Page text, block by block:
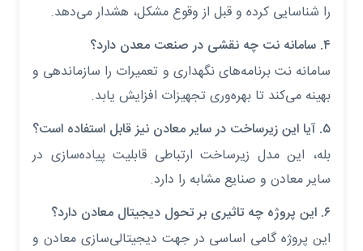
را شناسایی کرده و قبل از وقوع مشکل، هشدار می‌دهد.
۴. سامانه نت چه نقشی در صنعت معدن دارد؟
سامانه نت برنامه‌های نگهداری و تعمیرات را سازماندهی و
بهینه می‌کند تا بهره‌وری تجهیزات افزایش یابد.
۵. آیا این زیرساخت در سایر معادن نیز قابل استفاده است؟
بله، این مدل زیرساخت ارتباطی قابلیت پیاده‌سازی در
سایر معادن و صنایع مشابه را دارد.
۶. این پروژه چه تاثیری بر تحول دیجیتال معادن دارد؟
این پروژه گامی اساسی در جهت دیجیتالی‌سازی معادن و